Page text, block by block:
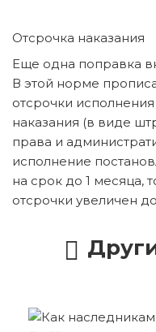
Отсрочка наказания
Еще одна поправка
В этой норме
отсрочки
наказания (в виде
права и
исполнение
на срок до 1 месяца,
отсрочки увеличен